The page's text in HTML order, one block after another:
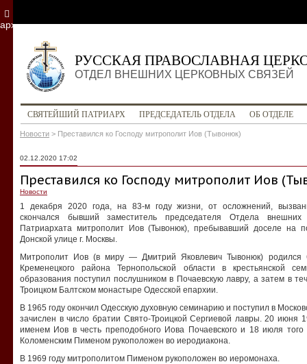
РУССКАЯ ПРАВОСЛАВНАЯ
ОТДЕЛ ВНЕШНИХ ЦЕРКОВНЫХ СВЯЗЕЙ
СВЯТЕЙШИЙ ПАТРИАРХ ПРЕДСЕДАТЕЛЬ ОТДЕЛА ОБ ОТДЕЛЕ
Новости > Преставился ко Господу митрополит Иов (Тывонюк)
02.12.2020 17:02
Преставился ко Господу митрополит Иов
Новости
1 декабря 2020 года, на 83-м году жизни, от осложнений,
скончался бывший заместитель председателя Отдела внешних
Патриархата митрополит Иов (Тывонюк), пребывавший доселе на
Донской улице г. Москвы.
Митрополит Иов (в миру — Дмитрий Яковлевич Тывонюк)
Кременецкого района Тернопольской области в крестьянской
образования поступил послушником в Почаевскую лавру, а затем в
Троицком Балтском монастыре Одесской епархии.
В 1965 году окончил Одесскую духовную семинарию и поступил в
зачислен в число братии Свято-Троицкой Сергиевой лавры. 20 июня
именем Иов в честь преподобного Иова Почаевского и 18 июля
Коломенским Пименом рукоположен во иеродиакона.
В 1969 году митрополитом Пименом рукоположен во иеромонаха.
архив